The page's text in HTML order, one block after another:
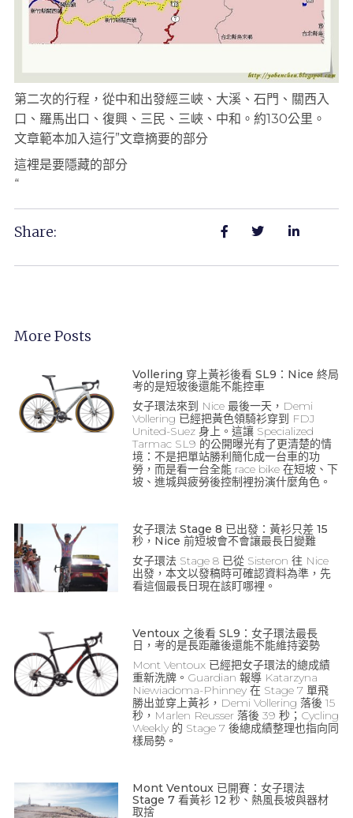
第二次的行程，從中和出發經三峽、大溪、石門、關西入
口、羅馬出口、復興、三民、三峽、中和。約130公里。
文章範本加入這行”文章摘要的部分
這裡是要隱藏的部分
“
Share:
More Posts
Vollering 穿上黃衫後看 SL9：Nice 終局
考的是短坡後還能不能控車
女子環法來到 Nice 最後一天，Demi
Vollering 已經把黃色領騎衫穿到 FDJ
United-Suez 身上。這讓 Specialized
Tarmac SL9 的公開曝光有了更清楚的情
境：不是把單站勝利簡化成一台車的功
勞，而是看一台全能 race bike 在短坡、下
坡、進城與疲勞後控制裡扮演什麼角色。
女子環法 Stage 8 已出發：黃衫只差 15
秒，Nice 前短坡會不會讓最長日變難
女子環法 Stage 8 已從 Sisteron 往 Nice
出發，本文以發稿時可確認資料為準，先
看這個最長日現在該盯哪裡。
Ventoux 之後看 SL9：女子環法最長
日，考的是長距離後還能不能維持姿勢
Mont Ventoux 已經把女子環法的總成績
重新洗牌。Guardian 報導 Katarzyna
Niewiadoma-Phinney 在 Stage 7 單飛
勝出並穿上黃衫，Demi Vollering 落後 15
秒，Marlen Reusser 落後 39 秒；Cycling
Weekly 的 Stage 7 後總成績整理也指向同
樣局勢。
Mont Ventoux 已開賽：女子環法
Stage 7 看黃衫 12 秒、熱風長坡與器材
取捨